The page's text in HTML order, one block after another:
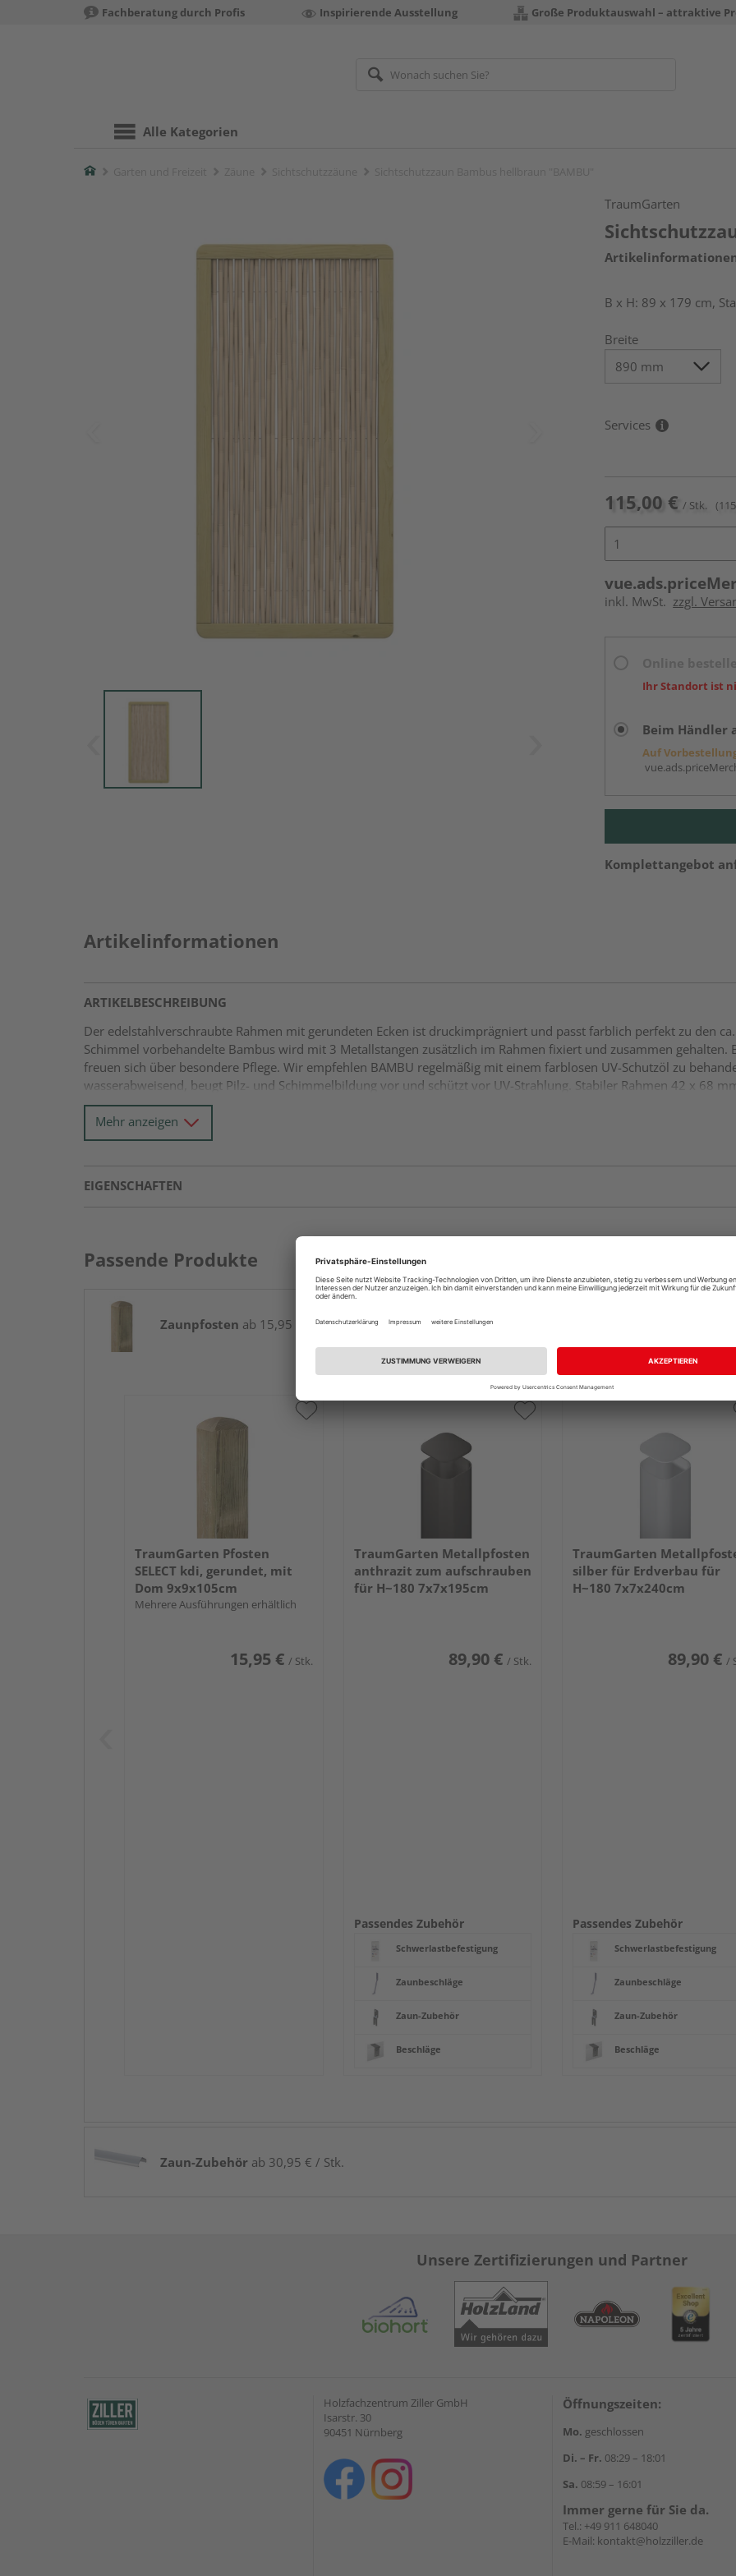
Fachberatung durch Profis Inspirierende Ausstellung Große Produktauswahl – attraktive
Alle Kategorien
Home
TraumGarten
B x H: 89 x 179 cm,
Breite
Services
115,00 € / Stk.
inkl. MwSt. zzgl.
Ihr Standort ist
Beim Händler
Auf
Komplettangebot
Artikelinformationen
ARTIKELBESCHREIBUNG
Der edelstahlverschraubte Rahmen mit gerundeten Ecken ist druckimprägniert und passt farblich perfekt zu den
Schimmel vorbehandelte Bambus wird mit 3 Metallstangen zusätzlich im Rahmen fixiert und zusammen
freuen sich über besondere Pflege. Wir empfehlen BAMBU regelmäßig mit einem farblosen UV-Schutzöl zu
wasserabweisend, beugt Pilz- und Schimmelbildung vor und schützt vor UV-Strahlung. Stabiler Rahmen 42 x 68
Fichte, kesseldruckimprägniert Wasserablauflöcher im unteren Rahmen Füllung aus ca. 20 mm starken
Mehr anzeigen
EIGENSCHAFTEN
Passende Produkte
Zaunpfosten ab 15,95 € / Stk.
TraumGarten Pfosten
SELECT kdi, gerundet, mit
Dom 9x9x105cm
Mehrere Ausführungen erhältlich
15,95 € / Stk.
TraumGarten Metallpfosten
anthrazit zum aufschrauben
für H~180 7x7x195cm
89,90 € / Stk.
Passendes Zubehör
Schwerlastbefestigung
Zaunbeschläge
Zaun-Zubehör
Beschläge
TraumGarten
silber für Erdverbau für
H~180 7x7x240cm
89,90 € /
Passendes Zubehör
Schwerlastbefestigung
Zaunbeschläge
Zaun-Zubehör
Beschläge
Zaun-Zubehör ab 30,95 € / Stk.
Unsere Zertifizierungen und Partner
Holzfachzentrum Ziller GmbH
Isarstr. 30
90451 Nürnberg
Öffnungszeiten:
Mo. geschlossen
Di. – Fr. 08:29 – 18:01
Sa. 08:59 – 16:01
Immer gerne für Sie da.
Tel.: +49 911 648040
E-Mail: kontakt@holzziller.de